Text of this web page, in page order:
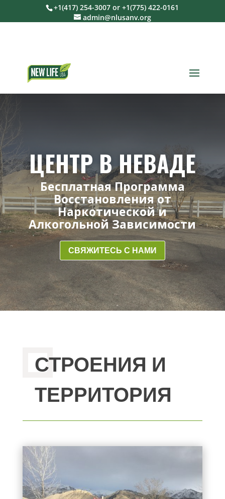
+1(417) 254-3007 or +1(775) 422-0161
admin@nlusanv.org
ЦЕНТР В НЕВАДЕ
Бесплатная Программа
Восстановления от
Наркотической и
Алкогольной Зависимости
СВЯЖИТЕСЬ С НАМИ
СТРОЕНИЯ И
ТЕРРИТОРИЯ